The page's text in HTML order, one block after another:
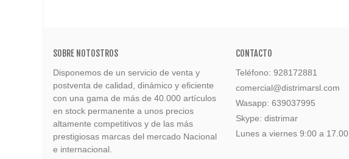
SOBRE NOTOSTROS
Disponemos de un servicio de venta y
postventa de calidad, dinámico y eficiente
con una gama de más de 40.000 artículos
en stock permanente a unos precios
altamente competitivos y de las más
prestigiosas marcas del mercado Nacional
e internacional.
CONTACTO
Teléfono: 928172881
comercial@distrimarsl.com
Wasapp: 639037995
Skype: distrimar
Lunes a viernes 9:00 a 17.00